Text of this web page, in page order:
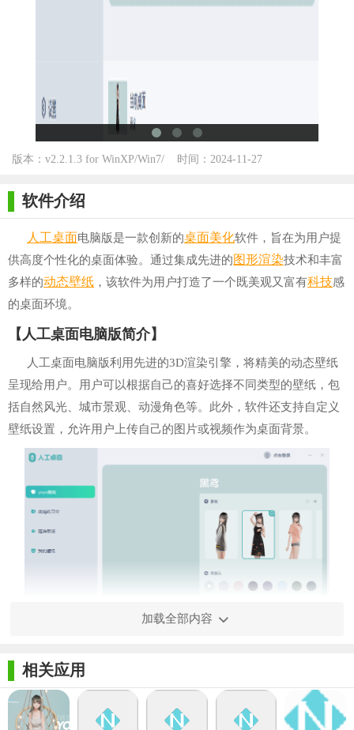
版本：v2.2.1.3 for WinXP/Win7/
时间：2024-11-27
软件介绍
人工桌面电脑版是一款创新的桌面美化软件，旨在为用户提
供高度个性化的桌面体验。通过集成先进的图形渲染技术和丰富
多样的动态壁纸 ，该软件为用户打造了一个既美观又富有科技感
的桌面环境。
【人工桌面电脑版简介】
人工桌面电脑版利用先进的3D渲染引擎，将精美的动态壁纸
呈现给用户。用户可以根据自己的喜好选择不同类型的壁纸，包
括自然风光、城市景观、动漫角色等。此外，软件还支持自定义
壁纸设置，允许用户上传自己的图片或视频作为桌面背景。
【人工桌面电脑版特色】
1. 动态壁纸：提供多种风格的动态壁纸，如流水潺潺、树叶
飘落、星光闪烁等，为用户带来生动的桌面体验。
加载全部内容
相关应用